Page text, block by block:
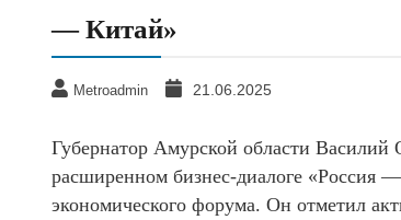
— Китай»
Metroadmin 21.06.2025
Губернатор Амурской области Василий
расширенном бизнес-диалоге «Россия
экономического форума. Он отметил